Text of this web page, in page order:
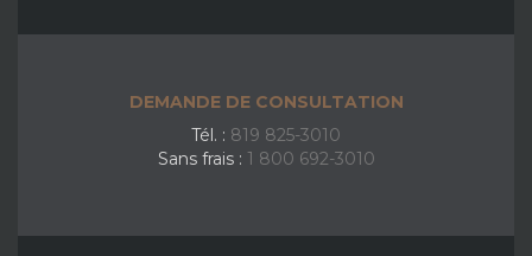
DEMANDE DE CONSULTATION
Tél. : 819 825-3010
Sans frais : 1 800 692-3010